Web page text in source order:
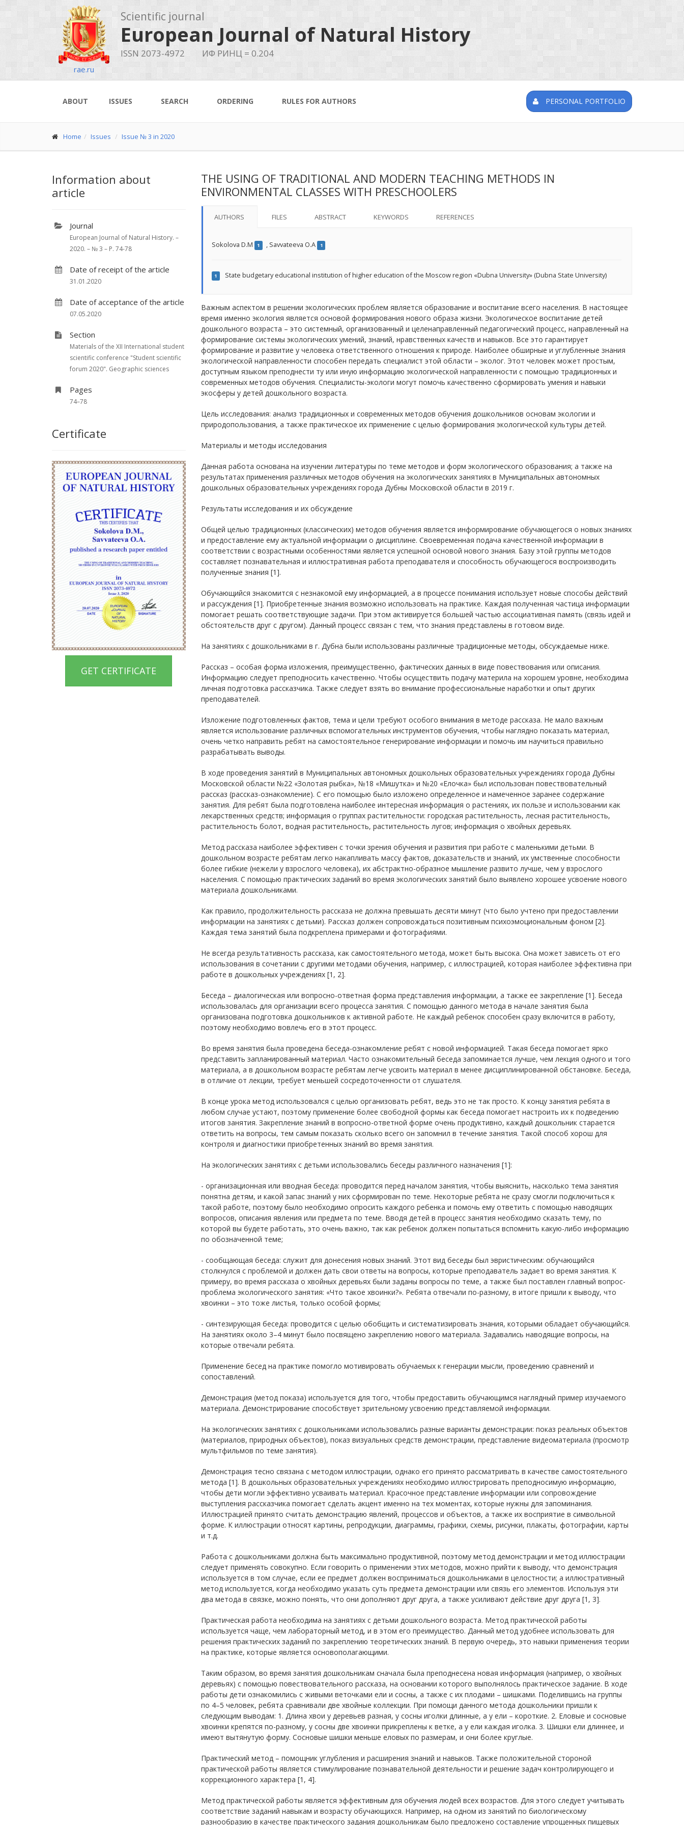
rae.ru
Scientific journal
European Journal of Natural History
ISSN 2073-4972 ИФ РИНЦ = 0.204
ABOUT ISSUES SEARCH ORDERING RULES FOR AUTHORS PERSONAL PORTFOLIO
Home Issues Issue № 3 in 2020
Information about
article
Journal
European Journal of Natural History. –
2020. – № 3 – P. 74-78
Date of receipt of the article
31.01.2020
Date of acceptance of the article
07.05.2020
Section
Materials of the XII International student
scientific conference "Student scientific
forum 2020". Geographic sciences
Pages
74–78
Certificate
GET CERTIFICATE
THE USING OF TRADITIONAL AND MODERN TEACHING METHODS IN
ENVIRONMENTAL CLASSES WITH PRESCHOOLERS
AUTHORS FILES ABSTRACT KEYWORDS REFERENCES
Sokolova D.M 1 , Savvateeva O.A 1
1 State budgetary educational institution of higher education of the Moscow region «Dubna University» (Dubna State University)
Важным аспектом в решении экологических проблем является образование и воспитание всего населения. В настоящее
время именно экология является основой формирования нового образа жизни. Экологическое воспитание детей
дошкольного возраста – это системный, организованный и целенаправленный педагогический процесс, направленный на
формирование системы экологических умений, знаний, нравственных качеств и навыков. Все это гарантирует
формирование и развитие у человека ответственного отношения к природе. Наиболее обширные и углубленные знания
экологической направленности способен передать специалист этой области – эколог. Этот человек может простым,
доступным языком преподнести ту или иную информацию экологической направленности с помощью традиционных и
современных методов обучения. Специалисты-экологи могут помочь качественно сформировать умения и навыки
экосферы у детей дошкольного возраста.
Цель исследования: анализ традиционных и современных методов обучения дошкольников основам экологии и
природопользования, а также практическое их применение с целью формирования экологической культуры детей.
Материалы и методы исследования
Данная работа основана на изучении литературы по теме методов и форм экологического образования; а также на
результатах применения различных методов обучения на экологических занятиях в Муниципальных автономных
дошкольных образовательных учреждениях города Дубны Московской области в 2019 г.
Результаты исследования и их обсуждение
Общей целью традиционных (классических) методов обучения является информирование обучающегося о новых знаниях
и предоставление ему актуальной информации о дисциплине. Своевременная подача качественной информации в
соответствии с возрастными особенностями является успешной основой нового знания. Базу этой группы методов
составляет познавательная и иллюстративная работа преподавателя и способность обучающегося воспроизводить
полученные знания [1].
Обучающийся знакомится с незнакомой ему информацией, а в процессе понимания использует новые способы действий
и рассуждения [1]. Приобретенные знания возможно использовать на практике. Каждая полученная частица информации
помогает решать соответствующие задачи. При этом активируется большей частью ассоциативная память (связь идей и
обстоятельств друг с другом). Данный процесс связан с тем, что знания представлены в готовом виде.
На занятиях с дошкольниками в г. Дубна были использованы различные традиционные методы, обсуждаемые ниже.
Рассказ – особая форма изложения, преимущественно, фактических данных в виде повествования или описания.
Информацию следует преподносить качественно. Чтобы осуществить подачу материла на хорошем уровне, необходима
личная подготовка рассказчика. Также следует взять во внимание профессиональные наработки и опыт других
преподавателей.
Изложение подготовленных фактов, тема и цели требуют особого внимания в методе рассказа. Не мало важным
является использование различных вспомогательных инструментов обучения, чтобы наглядно показать материал,
очень четко направить ребят на самостоятельное генерирование информации и помочь им научиться правильно
разрабатывать выводы.
В ходе проведения занятий в Муниципальных автономных дошкольных образовательных учреждениях города Дубны
Московской области №22 «Золотая рыбка», №18 «Мишутка» и №20 «Елочка» был использован повествовательный
рассказ (рассказ-ознакомление). С его помощью было изложено определенное и намеченное заранее содержание
занятия. Для ребят была подготовлена наиболее интересная информация о растениях, их пользе и использовании как
лекарственных средств; информация о группах растительности: городская растительность, лесная растительность,
растительность болот, водная растительность, растительность лугов; информация о хвойных деревьях.
Метод рассказа наиболее эффективен с точки зрения обучения и развития при работе с маленькими детьми. В
дошкольном возрасте ребятам легко накапливать массу фактов, доказательств и знаний, их умственные способности
более гибкие (нежели у взрослого человека), их абстрактно-образное мышление развито лучше, чем у взрослого
населения. С помощью практических заданий во время экологических занятий было выявлено хорошее усвоение нового
материала дошкольниками.
Как правило, продолжительность рассказа не должна превышать десяти минут (что было учтено при предоставлении
информации на занятиях с детьми). Рассказ должен сопровождаться позитивным психоэмоциональным фоном [2].
Каждая тема занятий была подкреплена примерами и фотографиями.
Не всегда результативность рассказа, как самостоятельного метода, может быть высока. Она может зависеть от его
использования в сочетании с другими методами обучения, например, с иллюстрацией, которая наиболее эффективна при
работе в дошкольных учреждениях [1, 2].
Беседа – диалогическая или вопросно-ответная форма представления информации, а также ее закрепление [1]. Беседа
использовалась для организации всего процесса занятия. С помощью данного метода в начале занятия была
организована подготовка дошкольников к активной работе. Не каждый ребенок способен сразу включится в работу,
поэтому необходимо вовлечь его в этот процесс.
Во время занятия была проведена беседа-ознакомление ребят с новой информацией. Такая беседа помогает ярко
представить запланированный материал. Часто ознакомительный беседа запоминается лучше, чем лекция одного и того
материала, а в дошкольном возрасте ребятам легче усвоить материал в менее дисциплинированной обстановке. Беседа,
в отличие от лекции, требует меньшей сосредоточенности от слушателя.
В конце урока метод использовался с целью организовать ребят, ведь это не так просто. К концу занятия ребята в
любом случае устают, поэтому применение более свободной формы как беседа помогает настроить их к подведению
итогов занятия. Закрепление знаний в вопросно-ответной форме очень продуктивно, каждый дошкольник старается
ответить на вопросы, тем самым показать сколько всего он запомнил в течение занятия. Такой способ хорош для
контроля и диагностики приобретенных знаний во время занятия.
На экологических занятиях с детьми использовались беседы различного назначения [1]:
- организационная или вводная беседа: проводится перед началом занятия, чтобы выяснить, насколько тема занятия
понятна детям, и какой запас знаний у них сформирован по теме. Некоторые ребята не сразу смогли подключиться к
такой работе, поэтому было необходимо опросить каждого ребенка и помочь ему ответить с помощью наводящих
вопросов, описания явления или предмета по теме. Вводя детей в процесс занятия необходимо сказать тему, по
которой вы будете работать, это очень важно, так как ребенок должен попытаться вспомнить какую-либо информацию
по обозначенной теме;
- сообщающая беседа: служит для донесения новых знаний. Этот вид беседы был эвристическим: обучающийся
столкнулся с проблемой и должен дать свои ответы на вопросы, которые преподаватель задает во время занятия. К
примеру, во время рассказа о хвойных деревьях были заданы вопросы по теме, а также был поставлен главный вопрос-
проблема экологического занятия: «Что такое хвоинки?». Ребята отвечали по-разному, в итоге пришли к выводу, что
хвоинки – это тоже листья, только особой формы;
- синтезирующая беседа: проводится с целью обобщить и систематизировать знания, которыми обладает обучающийся.
На занятиях около 3–4 минут было посвящено закреплению нового материала. Задавались наводящие вопросы, на
которые отвечали ребята.
Применение бесед на практике помогло мотивировать обучаемых к генерации мысли, проведению сравнений и
сопоставлений.
Демонстрация (метод показа) используется для того, чтобы предоставить обучающимся наглядный пример изучаемого
материала. Демонстрирование способствует зрительному усвоению представляемой информации.
На экологических занятиях с дошкольниками использовались разные варианты демонстрации: показ реальных объектов
(материалов, природных объектов), показ визуальных средств демонстрации, представление видеоматериала (просмотр
мультфильмов по теме занятия).
Демонстрация тесно связана с методом иллюстрации, однако его принято рассматривать в качестве самостоятельного
метода [1]. В дошкольных образовательных учреждениях необходимо иллюстрировать преподносимую информацию,
чтобы дети могли эффективно усваивать материал. Красочное представление информации или сопровождение
выступления рассказчика помогает сделать акцент именно на тех моментах, которые нужны для запоминания.
Иллюстрацией принято считать демонстрацию явлений, процессов и объектов, а также их восприятие в символьной
форме. К иллюстрации относят картины, репродукции, диаграммы, графики, схемы, рисунки, плакаты, фотографии, карты
и т.д.
Работа с дошкольниками должна быть максимально продуктивной, поэтому метод демонстрации и метод иллюстрации
следует применять совокупно. Если говорить о применении этих методов, можно прийти к выводу, что демонстрация
используется в том случае, если ее предмет должен восприниматься дошкольниками в целостности; а иллюстративный
метод используется, когда необходимо указать суть предмета демонстрации или связь его элементов. Используя эти
два метода в связке, можно понять, что они дополняют друг друга, а также усиливают действие друг друга [1, 3].
Практическая работа необходима на занятиях с детьми дошкольного возраста. Метод практической работы
используется чаще, чем лабораторный метод, и в этом его преимущество. Данный метод удобнее использовать для
решения практических заданий по закреплению теоретических знаний. В первую очередь, это навыки применения теории
на практике, которые является основополагающими.
Таким образом, во время занятия дошкольникам сначала была преподнесена новая информация (например, о хвойных
деревьях) с помощью повествовательного рассказа, на основании которого выполнялось практическое задание. В ходе
работы дети ознакомились с живыми веточками ели и сосны, а также с их плодами – шишками. Поделившись на группы
по 4–5 человек, ребята сравнивали две хвойные коллекции. При помощи данного метода дошкольники пришли к
следующим выводам: 1. Длина хвои у деревьев разная, у сосны иголки длинные, а у ели – короткие. 2. Еловые и сосновые
хвоинки крепятся по-разному, у сосны две хвоинки прикреплены к ветке, а у ели каждая иголка. 3. Шишки ели длиннее, и
имеют вытянутую форму. Сосновые шишки меньше еловых по размерам, и они более круглые.
Практический метод – помощник углубления и расширения знаний и навыков. Также положительной стороной
практической работы является стимулирование познавательной деятельности и решение задач контролирующего и
коррекционного характера [1, 4].
Метод практической работы является эффективным для обучения людей всех возрастов. Для этого следует учитывать
соответствие заданий навыкам и возрасту обучающихся. Например, на одном из занятий по биологическому
разнообразию в качестве практического задания дошкольникам было предложено составление упрощенных пищевых